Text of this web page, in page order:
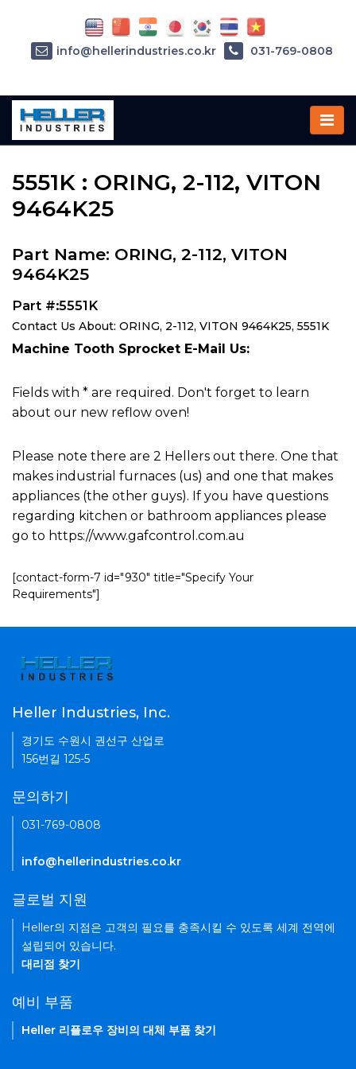
Home»Parts»5551K
5551K : ORING, 2-112, VITON
9464K25
Part Name: ORING, 2-112, VITON
9464K25
Part #:5551K
Contact Us About: ORING, 2-112, VITON 9464K25, 5551K
Machine Tooth Sprocket E-Mail Us:
Fields with * are required. Don't forget to learn
about our new reflow oven!
Please note there are 2 Hellers out there. One that
makes industrial furnaces (us) and one that makes
appliances (the other guys). If you have questions
regarding kitchen or bathroom appliances please
go to https://www.gafcontrol.com.au
[contact-form-7 id="930" title="Specify Your
Requirements"]
info@hellerindustries.co.kr 031-769-0808
Heller Industries, Inc.
경기도 수원시 권선구 산업로
156번길 125-5
문의하기
031-769-0808
info@hellerindustries.co.kr
글로벌 지원
Heller의 지점은 고객의 필요를 충족시킬 수 있도록 세계 전역에
설립되어 있습니다.
대리점 찾기
예비 부품
Heller 리플로우 장비의 대체 부품 찾기